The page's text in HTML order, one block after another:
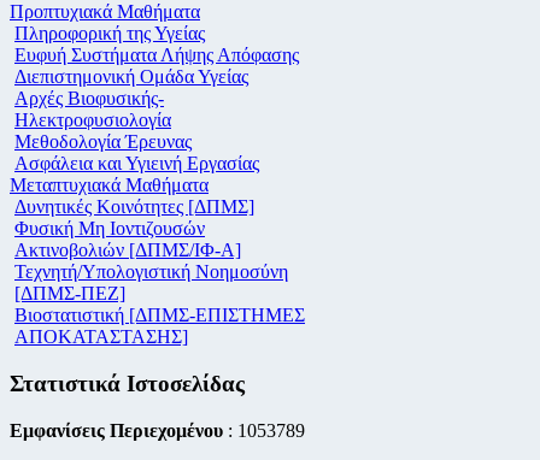
Προπτυχιακά Μαθήματα
Πληροφορική της Υγείας
Ευφυή Συστήματα Λήψης Απόφασης
Διεπιστημονική Ομάδα Υγείας
Αρχές Βιοφυσικής-
Ηλεκτροφυσιολογία
Μεθοδολογία Έρευνας
Ασφάλεια και Υγιεινή Εργασίας
Μεταπτυχιακά Μαθήματα
Δυνητικές Κοινότητες [ΔΠΜΣ]
Φυσική Μη Ιοντιζουσών
Ακτινοβολιών [ΔΠΜΣ/ΙΦ-Α]
Τεχνητή/Υπολογιστική Νοημοσύνη
[ΔΠΜΣ-ΠΕΖ]
Βιοστατιστική [ΔΠΜΣ-ΕΠΙΣΤΗΜΕΣ
ΑΠΟΚΑΤΑΣΤΑΣΗΣ]
Στατιστικά Ιστοσελίδας
Εμφανίσεις Περιεχομένου : 1053789